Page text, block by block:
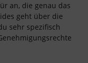
an, die genau das
geht über die
sehr spezifisch